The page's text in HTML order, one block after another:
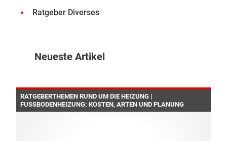
Ratgeber Diverses
Neueste Artikel
RATGEBERTHEMEN RUND UM DIE HEIZUNG |
FUSSBODENHEIZUNG: KOSTEN, ARTEN UND PLANUNG